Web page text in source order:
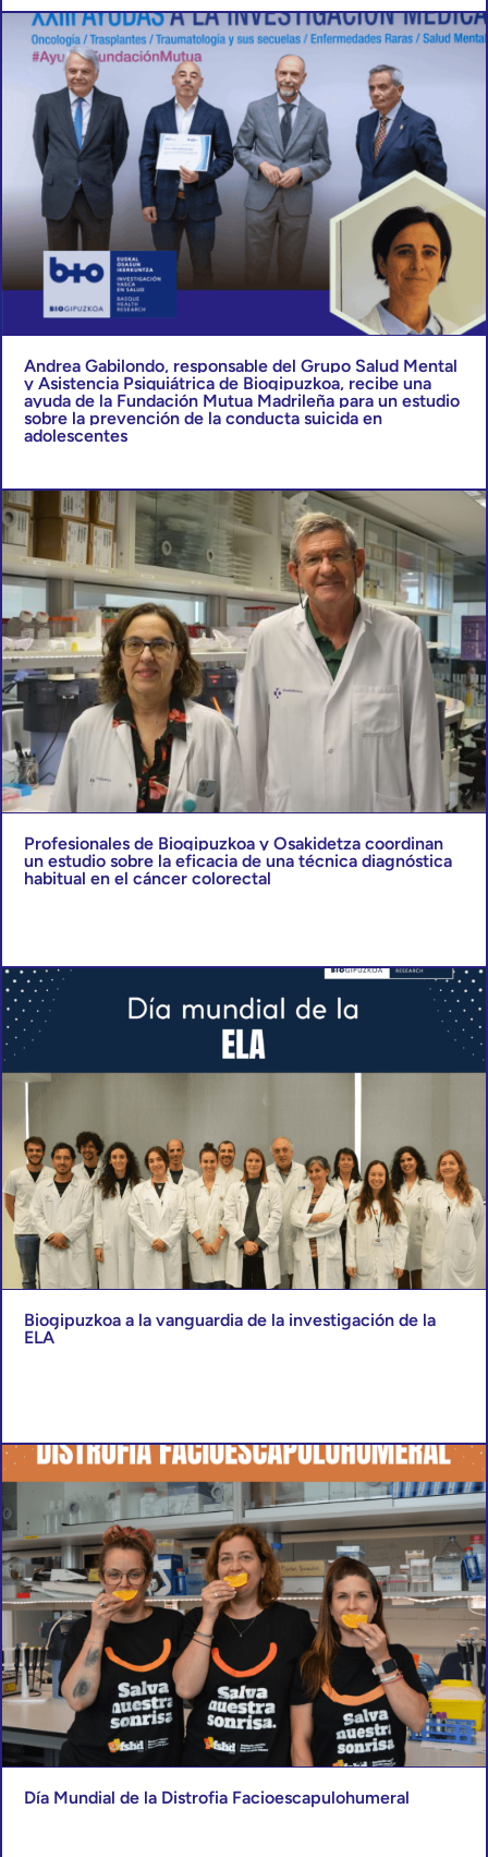
Andrea Gabilondo, responsable del Grupo Salud Mental
y Asistencia Psiquiátrica de Biogipuzkoa, recibe una
ayuda de la Fundación Mutua Madrileña para un estudio
sobre la prevención de la conducta suicida en
adolescentes
Profesionales de Biogipuzkoa y Osakidetza coordinan
un estudio sobre la eficacia de una técnica diagnóstica
habitual en el cáncer colorectal
Biogipuzkoa a la vanguardia de la investigación de la
ELA
Día Mundial de la Distrofia Facioescapulohumeral